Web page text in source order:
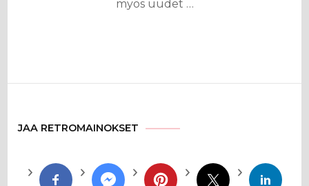
myös uudet …
JAA RETROMAINOKSET